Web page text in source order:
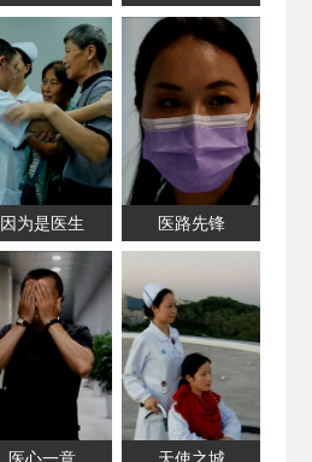
行
因为是医生 医路先锋
医心一意 天使之城